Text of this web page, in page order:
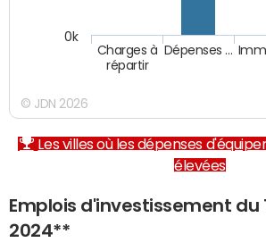
Charges à
répartir
Dépenses …
0k
© JDN 2026
Les villes où les dépenses
élevées
Emplois d'investissement du
2024**